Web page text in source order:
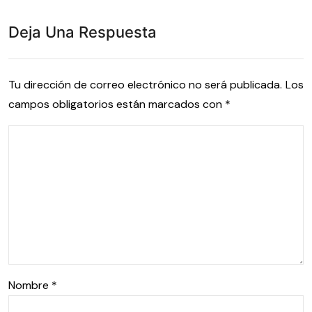
Deja Una Respuesta
Tu dirección de correo electrónico no será publicada. Los
campos obligatorios están marcados con *
Nombre *